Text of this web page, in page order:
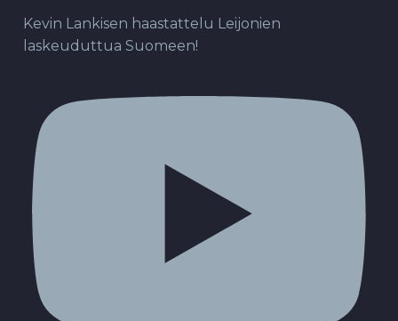
Kevin Lankisen haastattelu Leijonien
laskeuduttua Suomeen!